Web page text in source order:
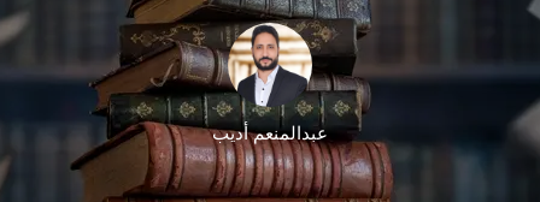
عبدالمنعم أديب